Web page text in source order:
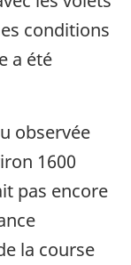
conditions
a été
observée
1600
pas encore
la course